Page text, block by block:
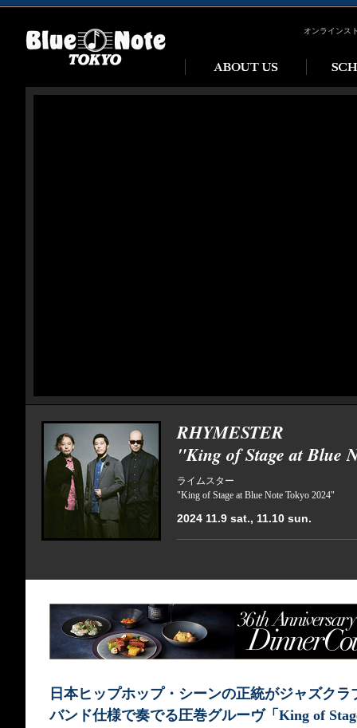
オンラインス
RHYMESTER
"King of Stage at Blue
ライムスター
"King of Stage at Blue Note Tokyo 2024"
2024 11.9 sat., 11.10 sun.
日本ヒップホップ・シーンの正統がジャズクラ
バンド仕様で奏でる圧巻グルーヴ「King of